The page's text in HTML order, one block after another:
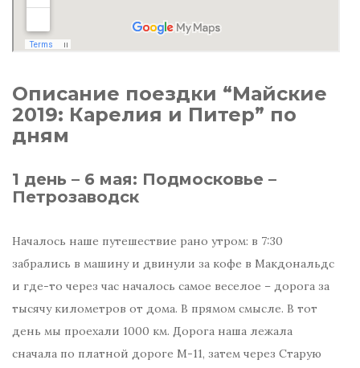
Описание поездки “Майские
2019: Карелия и Питер” по
дням
1 день – 6 мая: Подмосковье –
Петрозаводск
Началось наше путешествие рано утром: в 7:30
забрались в машину и двинули за кофе в Макдональдс
и где-то через час началось самое веселое – дорога за
тысячу километров от дома. В прямом смысле. В тот
день мы проехали 1000 км. Дорога наша лежала
сначала по платной дороге М-11, затем через Старую